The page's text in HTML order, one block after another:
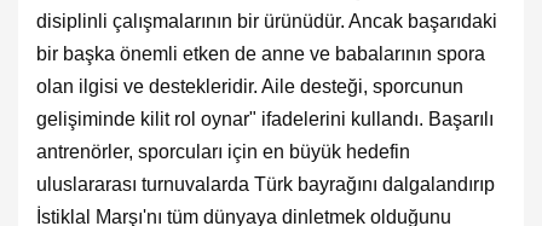
disiplinli çalışmalarının bir ürünüdür. Ancak başarıdaki
bir başka önemli etken de anne ve babalarının spora
olan ilgisi ve destekleridir. Aile desteği, sporcunun
gelişiminde kilit rol oynar" ifadelerini kullandı. Başarılı
antrenörler, sporcuları için en büyük hedefin
uluslararası turnuvalarda Türk bayrağını dalgalandırıp
İstiklal Marşı'nı tüm dünyaya dinletmek olduğunu